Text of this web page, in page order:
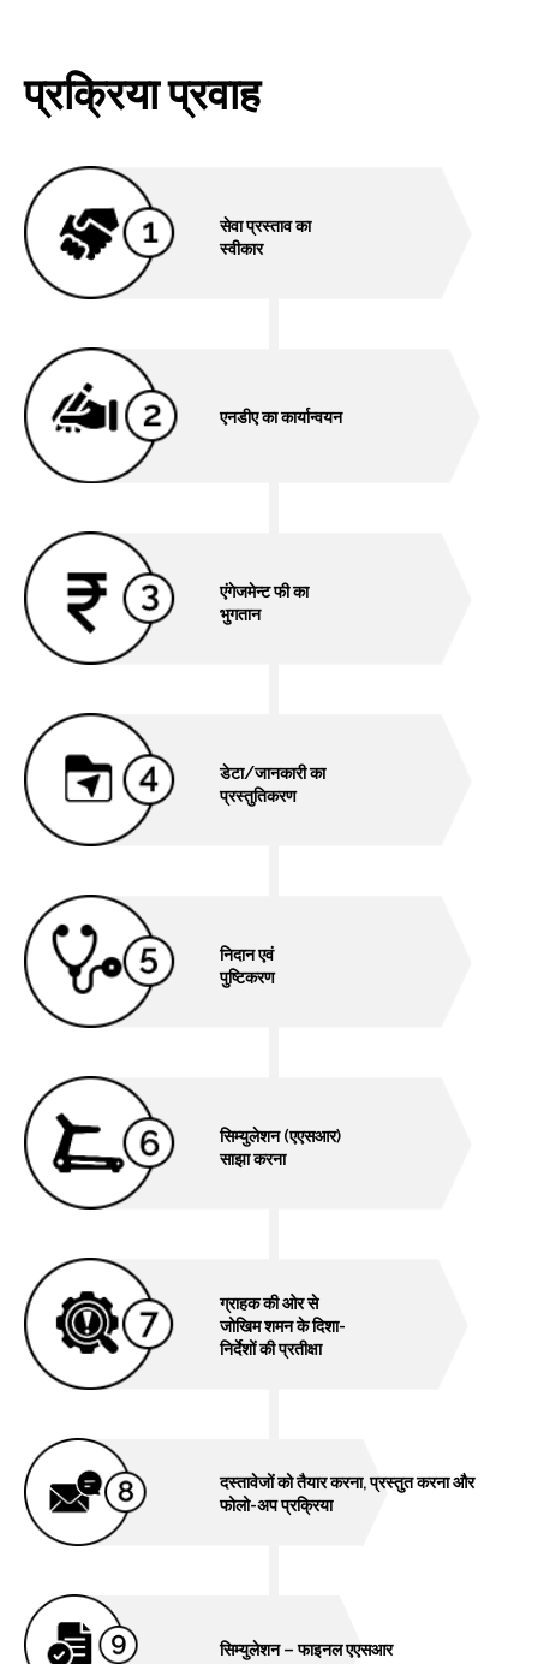
प्रक्रिया प्रवाह
सेवा प्रस्ताव का
स्‍वीकार
एनडीए का कार्यान्वयन
एंगेजमेन्ट फी का
भुगतान
डेटा/जानकारी का
प्रस्तुतिकरण
निदान एवं
पुष्‍टिकरण
सिम्युलेशन (एएसआर)
साझा करना
ग्राहक की ओर से
जोखिम शमन के दिशा-
निर्देशों की प्रतीक्षा
दस्तावेजों को तैयार करना, प्रस्तुत करना और
फोलो-अप प्रक्रिया
सिम्युलेशन – फाइनल एएसआर